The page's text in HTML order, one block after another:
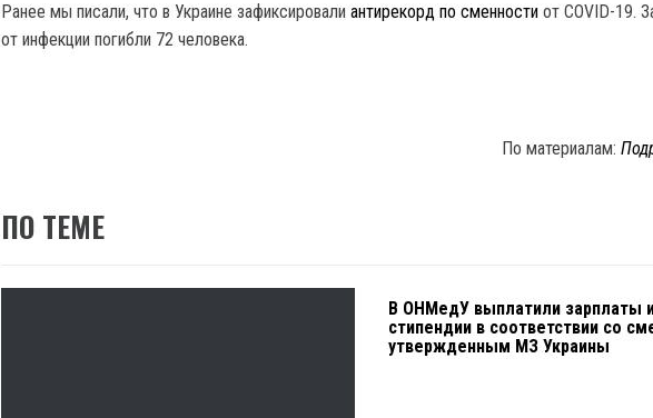
Ранее мы писали, что в Украине зафиксировали антирекорд по сменности от COVID-19.
от инфекции погибли 72 человека.
По материалам:
ПО ТЕМЕ
В ОНМедУ выплатили зарплаты
стипендии в соответствии со
утвержденным МЗ Украины